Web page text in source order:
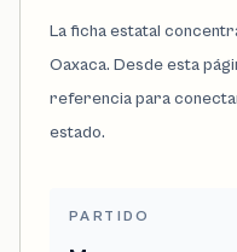
La ficha estatal
Oaxaca. Desde esta
referencia para
estado.
PARTIDO